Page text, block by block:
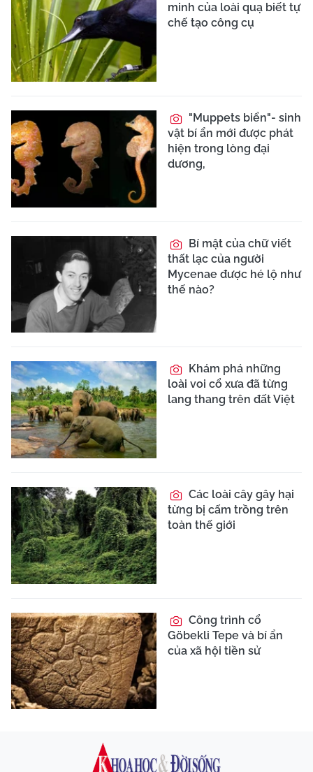
minh của loài quạ biết tự
chế tạo công cụ
"Muppets biển"- sinh
vật bí ẩn mới được phát
hiện trong lòng đại
dương,
Bí mật của chữ viết
thất lạc của người
Mycenae được hé lộ như
thế nào?
Khám phá những
loài voi cổ xưa đã từng
lang thang trên đất Việt
Các loài cây gây hại
từng bị cấm trồng trên
toàn thế giới
Công trình cổ
Göbekli Tepe và bí ẩn
của xã hội tiền sử